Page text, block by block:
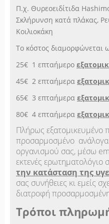
Π.χ. Θυρεοειδίτιδα
Σκλήρυνση κατά πλάκας,
Κοιλιοκάκη
Το κόστος διαμορφώνεται
25€ 1 επταήμερο
45€ 2 επταήμερα
65€ 3 επταήμερα
80€ 4 επταήμερα
Πλήρως εξατομικευμένο
προσαρμοσμένο ανάλογα
οργανισμού σας, μέσω
εκτενές ερωτηματολόγιο
την κατάσταση της
σας συνήθειες κι εμείς
διατροφή
Τρόποι